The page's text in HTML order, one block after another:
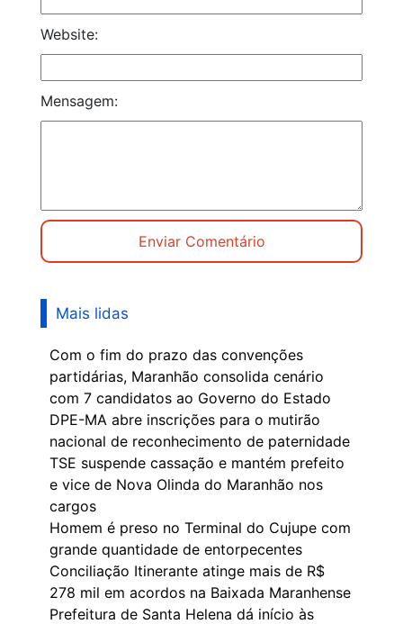
Website:
Mensagem:
Mais lidas
Com o fim do prazo das convenções
partidárias, Maranhão consolida cenário
com 7 candidatos ao Governo do Estado
DPE-MA abre inscrições para o mutirão
nacional de reconhecimento de paternidade
TSE suspende cassação e mantém prefeito
e vice de Nova Olinda do Maranhão nos
cargos
Homem é preso no Terminal do Cujupe com
grande quantidade de entorpecentes
Conciliação Itinerante atinge mais de R$
278 mil em acordos na Baixada Maranhense
Prefeitura de Santa Helena dá início às